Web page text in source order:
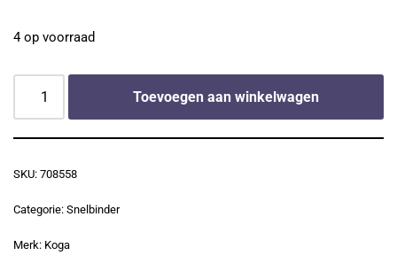
4 op voorraad
Toevoegen aan winkelwagen
SKU: 708558
Categorie: Snelbinder
Merk: Koga